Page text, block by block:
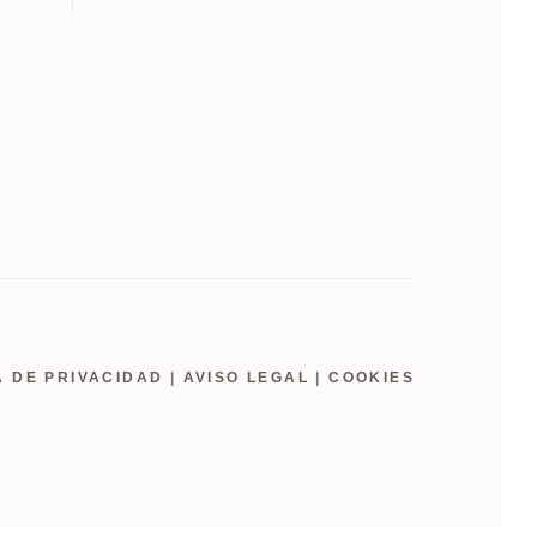
DE PRIVACIDAD AVISO LEGAL |COOKIES